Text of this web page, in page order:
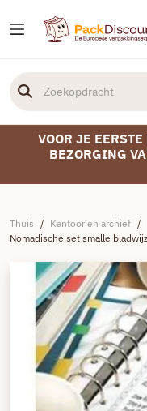
VOOR JE
BEZORGING
Thuis / Kantoor en archief /
Nomadische set smalle